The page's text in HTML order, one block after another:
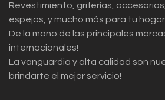
Revestimiento, griferías,
espejos, y mucho más para tu hogar.
De la mano de las principales
internacionales!
La vanguardia y alta calidad son
brindarte el mejor servicio!